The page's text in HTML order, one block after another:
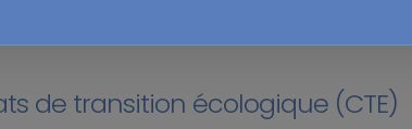
de transition écologique (CTE)